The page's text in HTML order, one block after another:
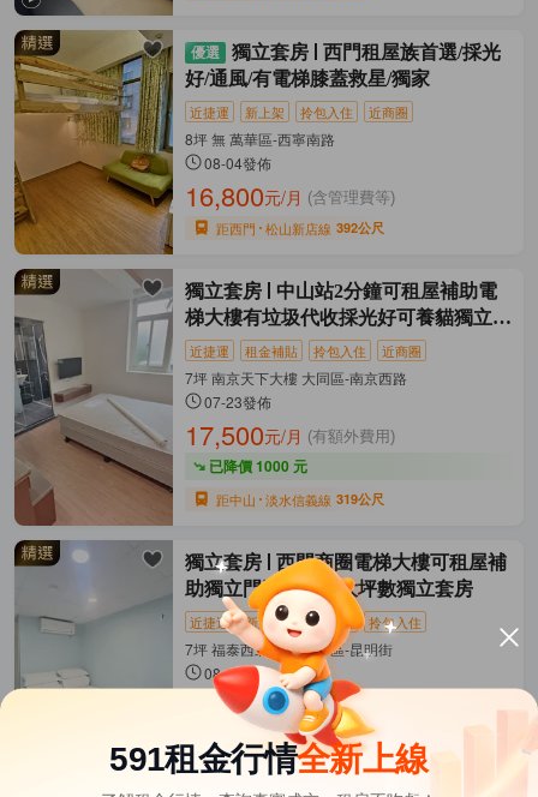
獨立套房
西門租屋族首選/採光
好/通風/有電梯膝蓋救星/獨家
近捷運 新上架 拎包入住 近商圈
8坪 無 萬華區-西寧南路
08-04發佈
16,800元/月 (含管理費等)
距西門 松山新店線 392公尺
獨立套房
中山站2分鐘可租屋補助電
梯大樓有垃圾代收採光好可養貓獨立套
房
近捷運 租金補貼 拎包入住 近商圈
7坪 南京天下大樓 大同區-南京西路
07-23發佈
17,500元/月 (有額外費用)
已降價 1000 元
距中山 淡水信義線 319公尺
獨立套房
西門商圈電梯大樓可租屋補
助獨立門牌採光好大坪數獨立套房
近捷運 新上架 租金補貼 拎包入住
7坪 福泰西北大樓 萬華區-昆明街
08-07發佈
15,800元/月 (含水費等)
距西門 松山新店線 464公尺
591租金行情全新上線